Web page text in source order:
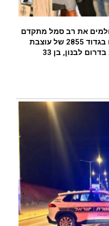
את רב סמל מתקדם
(במיל׳) תמיר וקנין ז"ל, לוחם בגדוד 2855 של עוצבת
חוד החנית (55), שנפל בקרב בדרום לבנון, בן 33